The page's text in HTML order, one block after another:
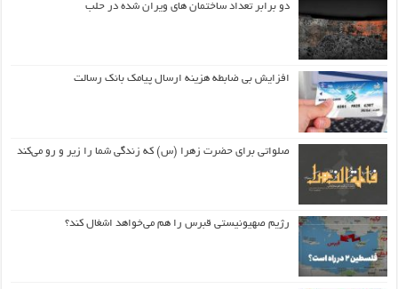
دو برابر تعداد ساختمان های ویران شده در حلب
افزایش بی ضابطه هزینه ارسال پیامک بانک رسالت
صلواتی برای حضرت زهرا (س) که زندگی شما را زیر و رو می‌کند
رژیم صهیونیستی قبرس را هم می‌خواهد اشغال کند؟